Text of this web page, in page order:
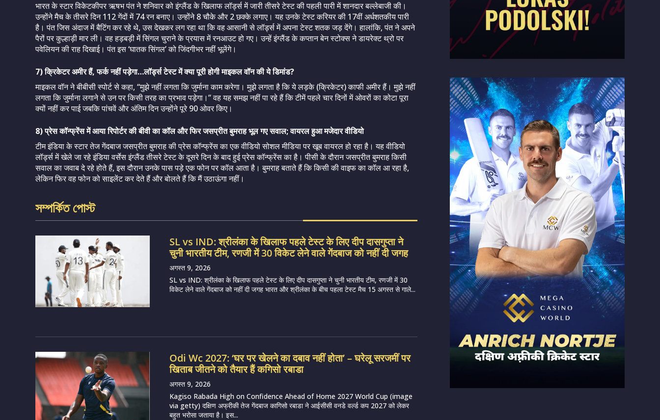
भारत के स्टार विकेटकीपर ऋषभ पंत ने शनिवार को इंग्लैंड के खिलाफ लॉर्ड्स में जारी तीसरे टेस्ट की पहली पारी में शानदार बल्लेबाजी की।
उन्होंने मैच के तीसरे दिन 112 गेंदों में 74 रन बनाए। उन्होंने 8 चौके और 2 छक्के लगाए। यह उनके टेस्ट करियर की 17वीं अर्धशतकीय पारी
है। पंत जिस अंदाज में बैटिंग कर रहे थे, उस देखकर लग रहा था कि वह आसानी से लॉर्ड्स में अपना टेस्ट शतक जड़ देंगे। हालांकि, पंत ने अपने
पैरों पर कुल्हाड़ी मार ली। वह हड़बड़ी में सिंगल चुराने के प्रयास में रनआउट हो गए। उन्हें इंग्लैंड के कप्तान बेन स्टोक्स ने डायरेक्ट थ्रो पर
पवेलियन की राह दिखाई। पंत इस ‘घातक सिंगल’ को जिंदगीभर नहीं भूलेंगे।
7) क्रिकेटर अमीर हैं, फर्क नहीं पड़ेगा…लॉर्ड्स टेस्ट में क्या पूरी होगी माइकल वॉन की ये डिमांड?
माइकल वॉन ने बीबीसी स्पोर्ट से कहा, ‘‘मुझे नहीं लगता कि जुर्माना काम करेगा। मुझे लगता है कि ये लड़के (क्रिकेटर) काफी अमीर हैं। मुझे नहीं
लगता कि जुर्माना लगाने से उन पर किसी तरह का प्रभाव पड़ेगा।’’ वह यह समझ नहीं पा रहे हैं कि टीमें पहले चार दिनों में ओवरों का कोटा पूरा
क्यों नहीं कर पाई जबकि पांचवें और अंतिम दिन उन्होंने पूरे 90 ओवर किए।
8) प्रेस कॉन्फ्रेंस में आया रिपोर्टर की बीवी का कॉल और फिर जसप्रीत बुमराह भूल गए सवाल; वायरल हुआ मजेदार वीडियो
टीम इंडिया के स्टार तेज गेंदबाज जसप्रीत बुमराह की प्रेस कॉन्फ्रेंस का एक वीडियो सोशल मीडिया पर खूब वायरल हो रहा है। यह वीडियो
लॉर्ड्स में खेले जा रहे इंडिया वर्सेस इंग्लैंड तीसरे टेस्ट के दूसरे दिन के बाद हुई प्रेस कॉन्फ्रेंस का है। पीसी के दौरान जसप्रीत बुमराह किसी
सवाल का जवाब दे रहे होते हैं, इस दौरान उनके पास पड़े एक फोन पर कॉल आता है। बुमराह बताते हैं कि किसी की वाइफ का कॉल आ रहा है,
लेकिन फिर वह फोन को साइलेंट कर देते हैं और बोलते हैं कि मैं उठाऊंगा नहीं।
সম্পর্কিত পোস্ট
SL vs IND: श्रीलंका के खिलाफ पहले टेस्ट के लिए दीप दासगुप्ता ने
चुनी भारतीय टीम, रणजी में 30 विकेट लेने वाले गेंदबाज को नहीं दी जगह
अगस्त 9, 2026
SL vs IND: श्रीलंका के खिलाफ पहले टेस्ट के लिए दीप दासगुप्ता ने चुनी भारतीय टीम, रणजी में 30
विकेट लेने वाले गेंदबाज को नहीं दी जगह भारत और श्रीलंका के बीच पहला टेस्ट मैच 15 अगस्त से गाले...
Odi Wc 2027: ‘घर पर खेलने का दबाव नहीं होता’ – घरेलू सरजमीं पर
खिताब जीतने को तैयार हैं कगिसो रबाडा
अगस्त 9, 2026
Kagiso Rabada High on Confidence Ahead of Home 2027 World Cup (image
via getty) दक्षिण अफ्रीकी तेज गेंदबाज कागिसो रबाडा ने आईसीसी वनडे वर्ल्ड कप 2027 को लेकर
बहुत भरोसा जताया है। इस...